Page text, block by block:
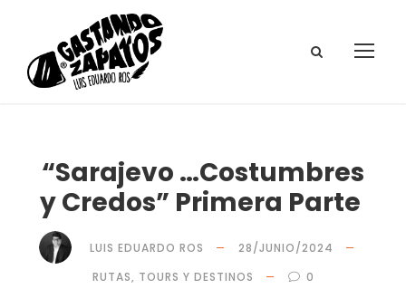
“Sarajevo …Costumbres
y Credos” Primera Parte
LUIS EDUARDO ROS
28/JUNIO/2024
RUTAS, TOURS Y DESTINOS
0